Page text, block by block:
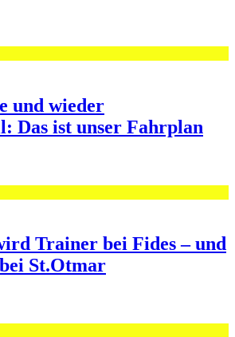
und wieder
Das ist unser Fahrplan
Trainer bei Fides – und
St.Otmar